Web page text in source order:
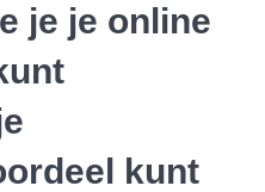
je je online
kunt